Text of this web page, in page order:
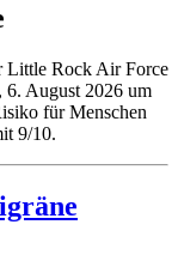
Little Rock Air Force
6. August 2026 um
für Menschen
9/10.